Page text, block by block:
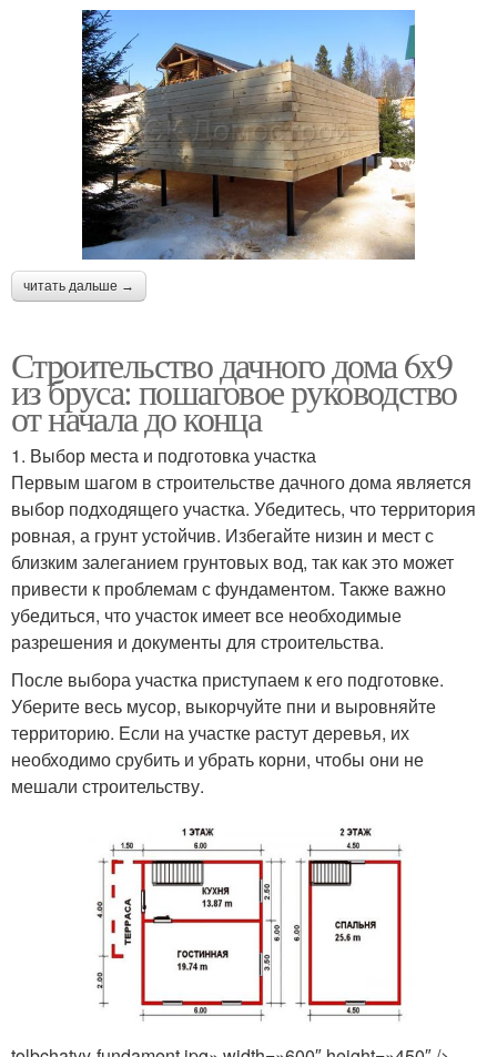
читать дальше →
Строительство дачного дома 6х9
из бруса: пошаговое руководство
от начала до конца
1. Выбор места и подготовка участка
Первым шагом в строительстве дачного дома является
выбор подходящего участка. Убедитесь, что территория
ровная, а грунт устойчив. Избегайте низин и мест с
близким залеганием грунтовых вод, так как это может
привести к проблемам с фундаментом. Также важно
убедиться, что участок имеет все необходимые
разрешения и документы для строительства.
После выбора участка приступаем к его подготовке.
Уберите весь мусор, выкорчуйте пни и выровняйте
территорию. Если на участке растут деревья, их
необходимо срубить и убрать корни, чтобы они не
мешали строительству.